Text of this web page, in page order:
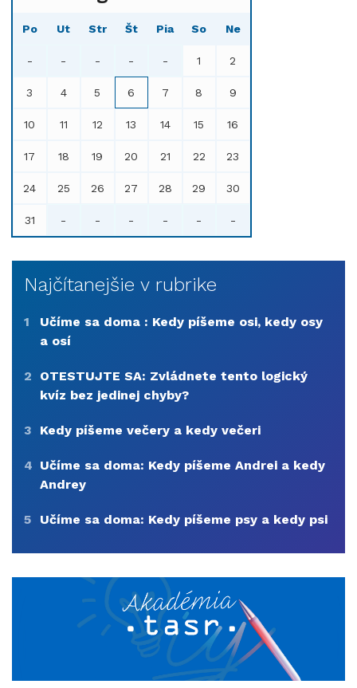
Po Ut Str Št Pia So Ne
- - - - - 1 2
3 4 5 6 7 8 9
10 11 12 13 14 15 16
17 18 19 20 21 22 23
24 25 26 27 28 29 30
31 - - - - - -
Najčítanejšie v rubrike
1
Učíme sa doma : Kedy píšeme osi, kedy osy
a osí
2
OTESTUJTE SA: Zvládnete tento logický
kvíz bez jedinej chyby?
3 Kedy píšeme večery a kedy večeri
4 Učíme sa doma: Kedy píšeme Andrei a kedy
Andrey
5 Učíme sa doma: Kedy píšeme psy a kedy psi